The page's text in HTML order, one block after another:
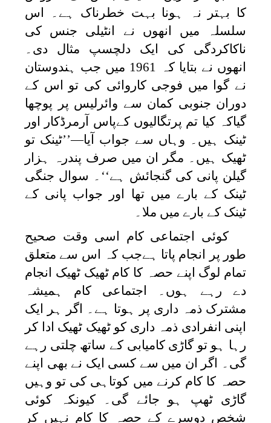
کا بہتر نہ ہونا بہت خطرناک ہے۔ اس
سلسلہ میں انھوں نے انٹیلی جنس کی
ناکاکردگی کی ایک دلچسپ مثال دی۔
انھوں نے بتایا کہ 1961 میں جب ہندوستان
نے گوا میں فوجی کاروائی کی تو اس کے
دوران جنوبی کمان سے وائرلیس پر پوچھا
گیاکہ کیا تم پرتگالیوں کےپاس آرمرڈکار اور
ٹینک ہیں۔ وہاں سے جواب آیا—’’ٹینک تو
ٹھیک ہیں۔ مگر ان میں صرف پندرہ ہزار
گیلن پانی کی گنجائش ہے‘‘۔ سوال جنگی
ٹینک کے بارے میں تھا اور جواب پانی کے
ٹینک کے بارے میں ملا۔
کوئی اجتماعی کام اسی وقت صحیح
طور پر انجام پاتا ہےجب کہ اس سے متعلق
تمام لوگ اپنے حصہ کا کام ٹھیک ٹھیک انجام
دے رہے ہوں۔ اجتماعی کام ہمیشہ
مشترک ذمہ داری پر ہوتا ہے۔ اگر ہر ایک
اپنی انفرادی ذمہ داری کو ٹھیک ٹھیک ادا کر
رہا ہو تو گاڑی کامیابی کے ساتھ چلتی رہے
گی۔ اگر ان میں سے کسی ایک نے بھی اپنے
حصہ کا کام کرنے میں کوتاہی کی تو وہیں
گاڑی ٹھپ ہو جائے گی۔ کیونکہ کوئی
شخص دوسرے کے حصہ کا کام نہیں کر